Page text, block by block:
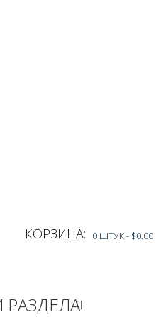
КОРЗИНА: 0 ШТУК - $0.00
РАЗДЕЛА